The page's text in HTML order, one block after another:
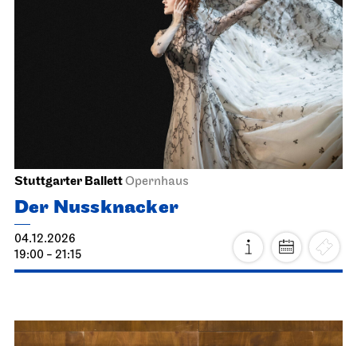
Kammertheater
Heimkehr
16.11.2026
19:30